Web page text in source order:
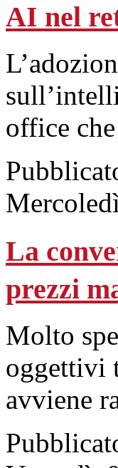
AI nel
office
La
prezzi
Molto
oggettivi
avviene